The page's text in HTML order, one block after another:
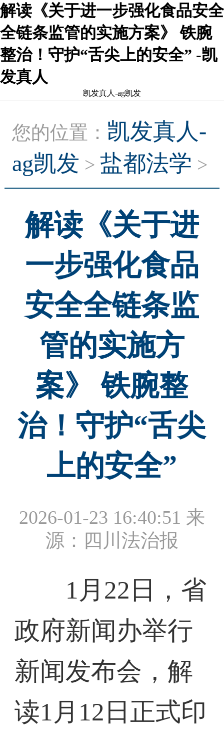
解读《关于进一步强化食品安全
全链条监管的实施方案》 铁腕
整治！守护“舌尖上的安全” -凯
发真人
凯发真人-ag凯发
您的位置： 凯发真人-
ag凯发 >盐都法学 >
解读《关于进
一步强化食品
安全全链条监
管的实施方
案》 铁腕整
治！守护“舌尖
上的安全”
2026-01-23 16:40:51 来
源：四川法治报
1月22日，省
政府新闻办举行
新闻发布会，解
读1月12日正式印